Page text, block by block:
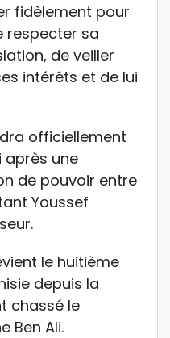
fidèlement pour
respecter sa
de veiller
intérêts et de lui
officiellement
après une
de pouvoir entre
Youssef
le huitième
depuis la
chassé le
Ben Ali.